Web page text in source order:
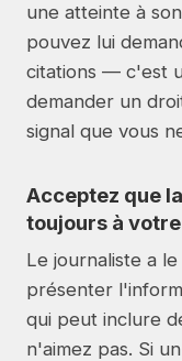
une atteinte à
pouvez lui
citations — c'est
demander un
signal que vous
Acceptez que
toujours à
Le journaliste a
présenter
qui peut inclure
n'aimez pas. Si